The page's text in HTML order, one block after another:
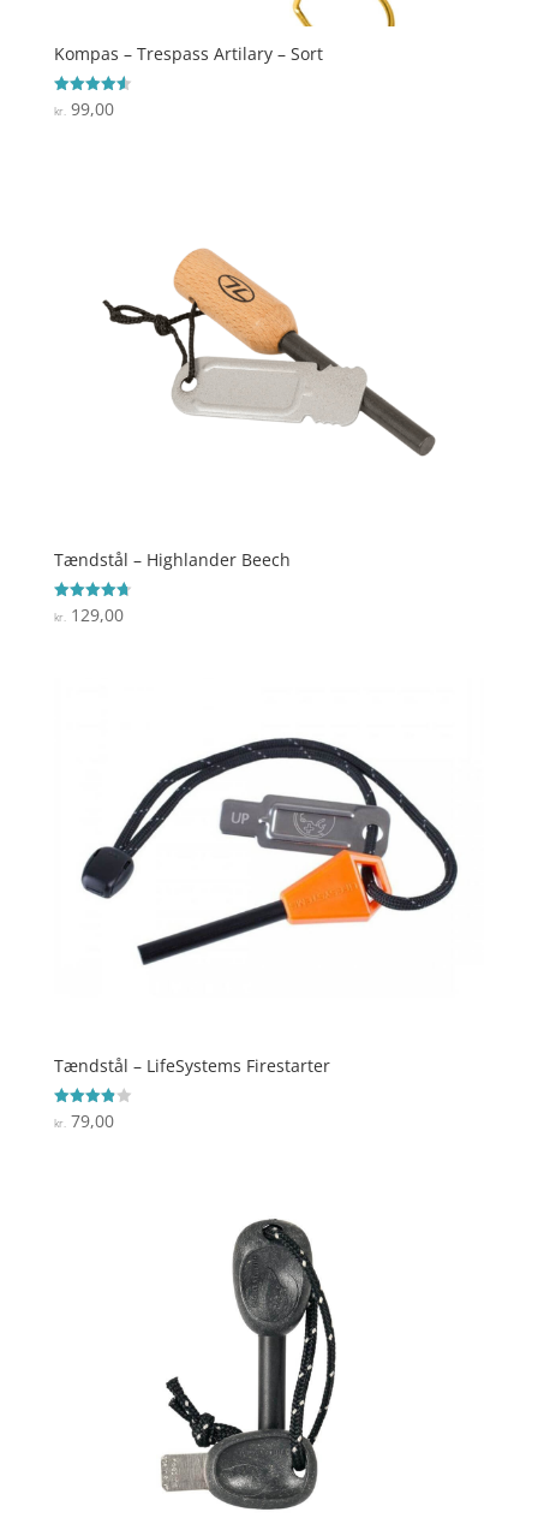
Kompas – Trespass Artilary – Sort
Vurderet
4.6
kr.99,00
Tændstål – Highlander Beech
Vurderet
4.7
kr.129,00
Tændstål – LifeSystems Firestarter
Vurderet
3.9
kr. 79,00